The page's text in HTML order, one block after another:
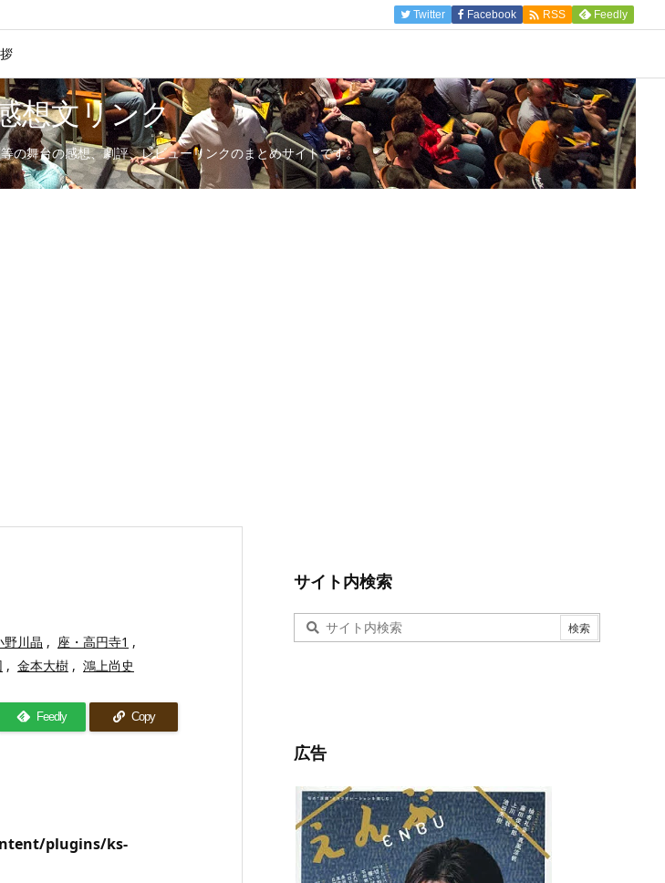
Twitter Facebook  RSS Feedly
想文リンク
の舞台の感想、劇評、レビューリンクのまとめサイトです。
野川晶 , 座・高円寺1 ,
, 金本大樹 , 鴻上尚史
Feedly Copy
plugins/ks-
サイト内検索
広告